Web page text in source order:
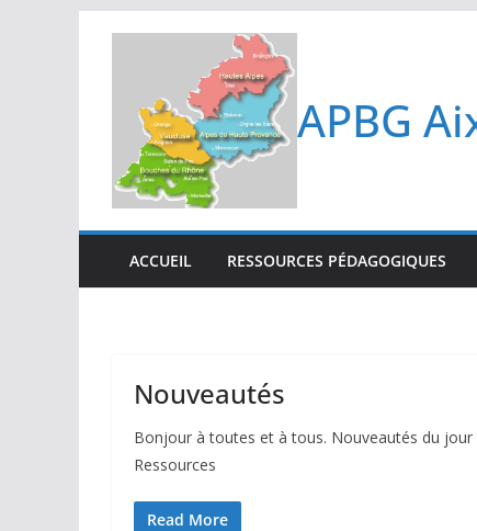
APBG
ACCUEIL RESSOURCES PÉDAGOGIQUES
Nouveautés
Bonjour à toutes et à tous. Nouveautés du
Ressources
Read More